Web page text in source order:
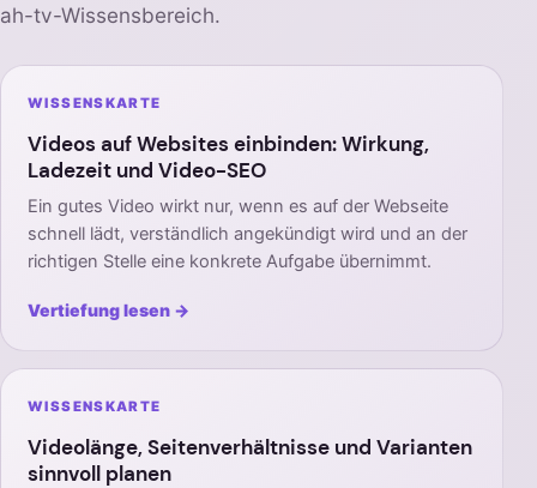
ah-tv-Wissensbereich.
WISSENSKARTE
Videos auf Websites einbinden: Wirkung,
Ladezeit und Video-SEO
Ein gutes Video wirkt nur, wenn es auf der Webseite
schnell lädt, verständlich angekündigt wird und an der
richtigen Stelle eine konkrete Aufgabe übernimmt.
Vertiefung lesen →
WISSENSKARTE
Videolänge, Seitenverhältnisse und Varianten
sinnvoll planen